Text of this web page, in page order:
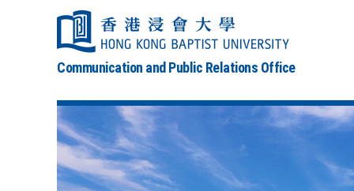
Communication and Public Relations Office